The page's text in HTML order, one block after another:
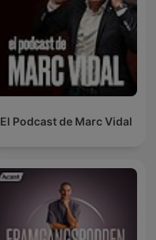
El Podcast de Marc Vidal